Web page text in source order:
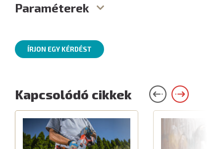
Paraméterek
ÍRJON EGY KÉRDÉST
Kapcsolódó cikkek